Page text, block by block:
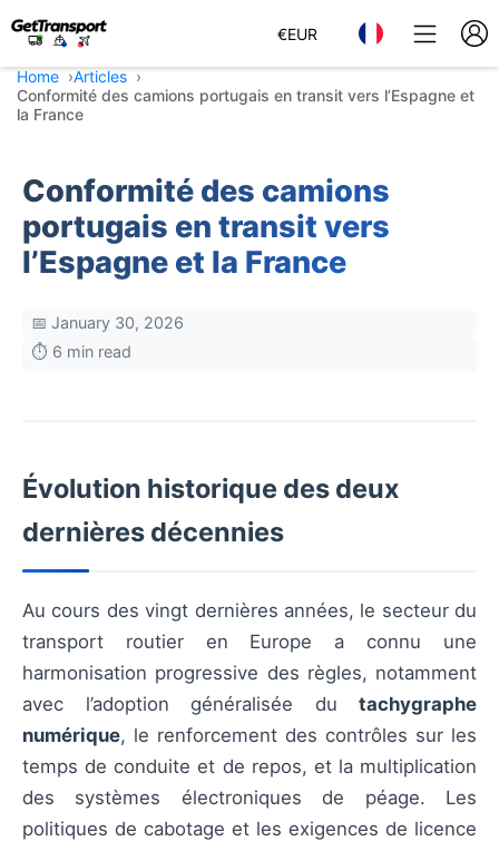
€EUR
Home
Articles
Conformité des camions portugais en transit vers l’Espagne et
la France
Conformité des camions
portugais en transit vers
l’Espagne et la France
📅 January 30, 2026
⏱️ 6 min read
Évolution historique des deux
dernières décennies
Au cours des vingt dernières années, le secteur du
transport routier en Europe a connu une
harmonisation progressive des règles, notamment
avec l’adoption généralisée du tachygraphe
numérique, le renforcement des contrôles sur les
temps de conduite et de repos, et la multiplication
des systèmes électroniques de péage. Les
politiques de cabotage et les exigences de licence